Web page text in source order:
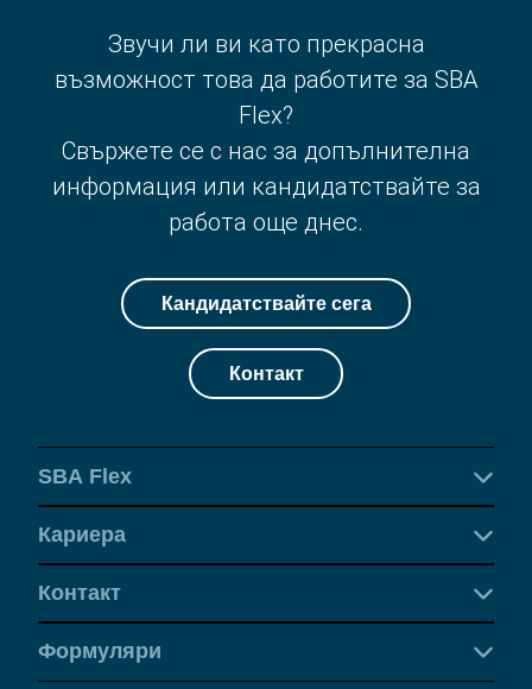
Звучи ли ви като прекрасна
възможност това да работите за SBA
Flex?
Свържете се с нас за допълнителна
информация или кандидатствайте за
работа още днес.
Кандидатствайте сега
Контакт
SBA Flex
Кариера
Контакт
Формуляри